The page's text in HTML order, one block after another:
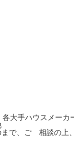
大手ハウスメー
で、ご゙相談の上